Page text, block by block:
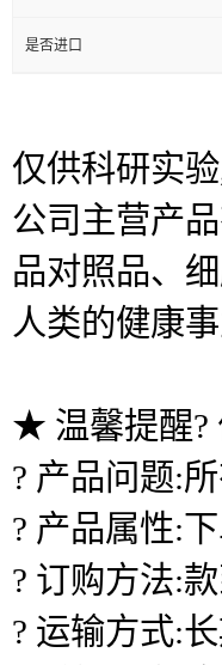
是否进口
仅供科研实
公司主营产
品对照品、
人类的健康
★ 温馨提醒?
? 产品问题:
? 产品属性:
? 订购方法:
? 运输方式: